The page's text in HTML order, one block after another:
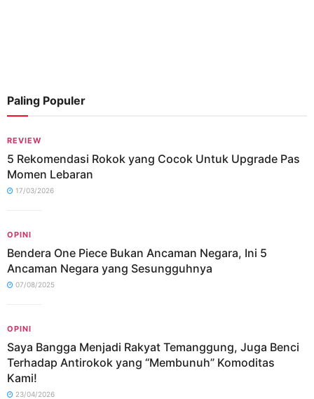
Paling Populer
REVIEW
5 Rekomendasi Rokok yang Cocok Untuk Upgrade Pas
Momen Lebaran
17/03/2026
OPINI
Bendera One Piece Bukan Ancaman Negara, Ini 5
Ancaman Negara yang Sesungguhnya
07/08/2025
OPINI
Saya Bangga Menjadi Rakyat Temanggung, Juga Benci
Terhadap Antirokok yang “Membunuh” Komoditas
Kami!
23/04/2026